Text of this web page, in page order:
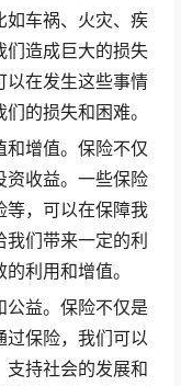
如车祸、火灾、疾
们造成巨大的损失
以在发生这些事情
的损失和困难。
和增值。保险不仅
资收益。一些保险
等，可以在保障我
们带来一定的利
利用和增值。
公益。保险不仅是
过保险，我们可以
支持社会的发展和